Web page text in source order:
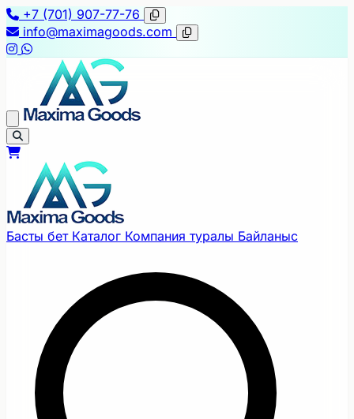
+7 (701) 907-77-76
info@maximagoods.com
Басты бет Каталог Компания туралы Байланыс